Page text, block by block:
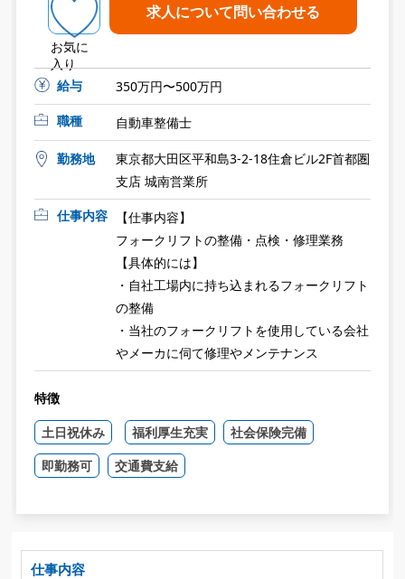
お気に
入り
求人について問い合わせる
給与
350万円〜500万円
職種
自動車整備士
勤務地
東京都大田区平和島3-2-18住倉ビル2F首都圏
支店 城南営業所
仕事内容
【仕事内容】
フォークリフトの整備・点検・修理業務
【具体的には】
・自社工場内に持ち込まれるフォークリフト
の整備
・当社のフォークリフトを使用している会社
やメーカに伺て修理やメンテナンス
特徴
土日祝休み
福利厚生充実
社会保険完備
即勤務可
交通費支給
仕事内容